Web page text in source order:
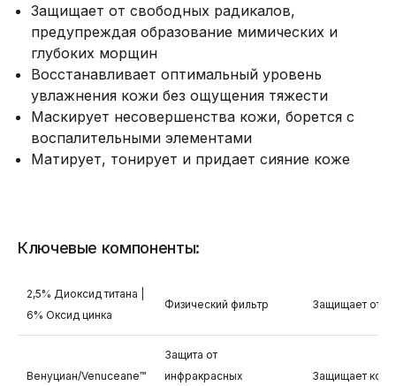
Защищает от свободных радикалов,
предупреждая образование мимических и
глубоких морщин
Восстанавливает оптимальный уровень
увлажнения кожи без ощущения тяжести
Маскирует несовершенства кожи, борется с
воспалительными элементами
Матирует, тонирует и придает сияние коже
Ключевые компоненты:
2,5% Диоксид титана |
6% Оксид цинка
Физический фильтр Защищает от
Венуциан/Venuceane™
Защита от
инфракрасных
Защищает